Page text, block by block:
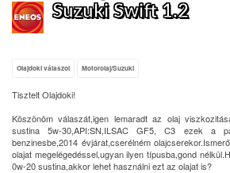
Suzuki Swift 1.2
Olajdoki válaszol Motorolaj/Suzuki
Tisztelt Olajdoki!
Köszönöm válaszát,igen lemaradt az olaj
sustina 5w-30,API:SN,ILSAC GF5, C3 ezek a
benzinesbe,2014 évjárat,cserélném
olajat megelégedéssel,ugyan ilyen típusba,gond
0w-20 sustina,akkor lehet használni ezt az olajat is?